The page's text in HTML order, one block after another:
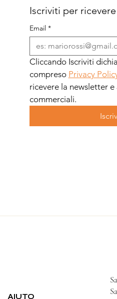
AIUTO
Iscriviti per
Email *
Cliccando Iscriviti
compreso Privacy
ricevere la newsletter
commerciali.